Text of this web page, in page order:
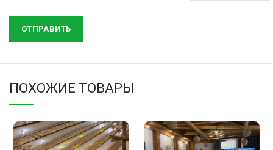
ПОХОЖИЕ ТОВАРЫ